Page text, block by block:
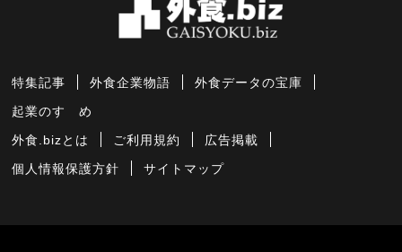
特集記事 外食企業物語 外食データの宝庫
起業のすゝめ
外食.bizとは ご利用規約 広告掲載
個人情報保護方針 サイトマップ